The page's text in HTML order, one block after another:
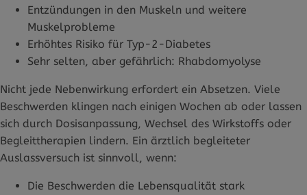
Entzündungen in den Muskeln und weitere
Muskelprobleme
Erhöhtes Risiko für Typ-2-Diabetes
Sehr selten, aber gefährlich: Rhabdomyolyse
Nicht jede Nebenwirkung erfordert ein Absetzen. Viele
Beschwerden klingen nach einigen Wochen ab oder lassen
sich durch Dosisanpassung, Wechsel des Wirkstoffs oder
Begleittherapien lindern. Ein ärztlich begleiteter
Auslassversuch ist sinnvoll, wenn:
Die Beschwerden die Lebensqualität stark